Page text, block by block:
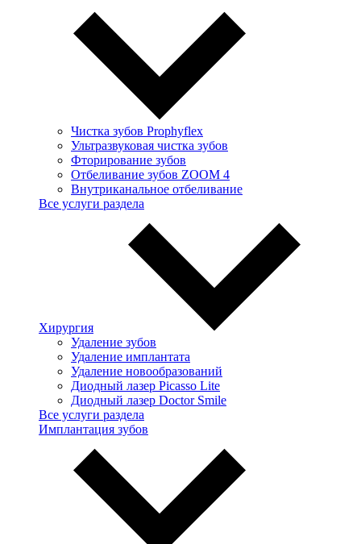
Чистка зубов Prophyflex
Ультразвуковая чистка зубов
Фторирование зубов
Отбеливание зубов ZOOM 4
Внутриканальное отбеливание
Все услуги раздела
Хирургия
Удаление зубов
Удаление имплантата
Удаление новообразований
Диодный лазер Picasso Lite
Диодный лазер Doctor Smile
Все услуги раздела
Имплантация зубов